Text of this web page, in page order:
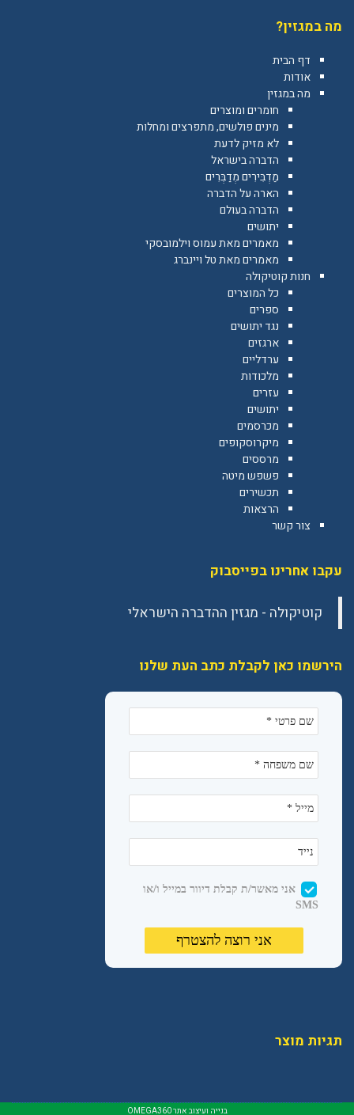
מה במגזין?
דף הבית
אודות
מה במגזין
חומרים ומוצרים
מינים פולשים, מתפרצים ומחלות
לא מזיק לדעת
הדברה בישראל
מַדְבִּירִים מְדַבְּרִים
הארה על הדברה
הדברה בעולם
יתושים
מאמרים מאת עמוס וילמובסקי
מאמרים מאת טל ויינברג
חנות קוטיקולה
כל המוצרים
ספרים
נגד יתושים
ארגזים
ערדליים
מלכודות
עזרים
יתושים
מכרסמים
מיקרוסקופים
מרססים
פשפש מיטה
תכשירים
הרצאות
צור קשר
עקבו אחרינו בפייסבוק
הירשמו כאן לקבלת כתב העת שלנו
תגיות מוצר
בנייה ועיצוב אתרOMEGA360